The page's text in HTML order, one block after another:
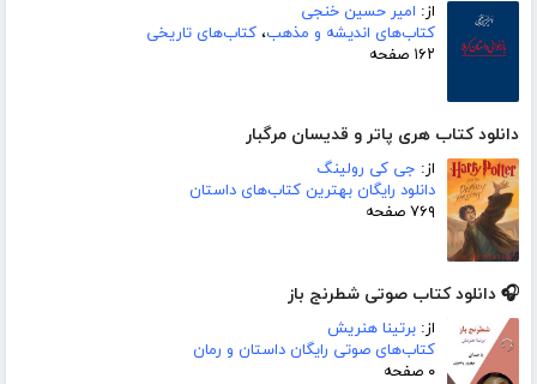
از: امیر حسین خنجی
کتاب‌های اندیشه و مذهب، کتاب‌های تاریخی
۱۶۲ صفحه
دانلود کتاب هری پاتر و قدیسان مرگبار
از: جی کی رولینگ
دانلود رایگان بهترین کتاب‌های داستان
۷۶۹ صفحه
🎧 دانلود کتاب صوتی شطرنج باز
از: برتینا هنریش
کتاب‌های صوتی رایگان داستان و رمان
۰ صفحه